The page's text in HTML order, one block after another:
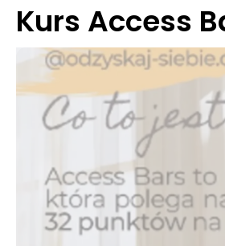
Kurs Access